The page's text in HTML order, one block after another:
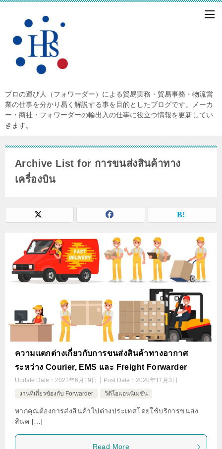
プロの運び人（フォワーダー）による貿易実務・貿易事務・物流営
業の仕事を分かり易く解説する事を目的としたブログです。メーカ
ー・商社・フォワーダーの輸出入の仕事に役立つ情報を更新してい
きます。
Archive List for การขนส่งสินค้าทาง
เครื่องบิน
ความแตกต่างเกี่ยวกับการขนส่งสินค้าทางอากาศ
ระหว่าง Courier, EMS และ Freight Forwarder
Update Date： 2021年6月19日 Post Date： 2020年11月3日
งานที่เกี่ยวข้องกับ Forwarder
วิดีโอแอนนิเมชั่น
หากคุณต้องการส่งสินค้าไปต่างประเทศโดยใช้บริการขนส่ง
สินค […]
Read More